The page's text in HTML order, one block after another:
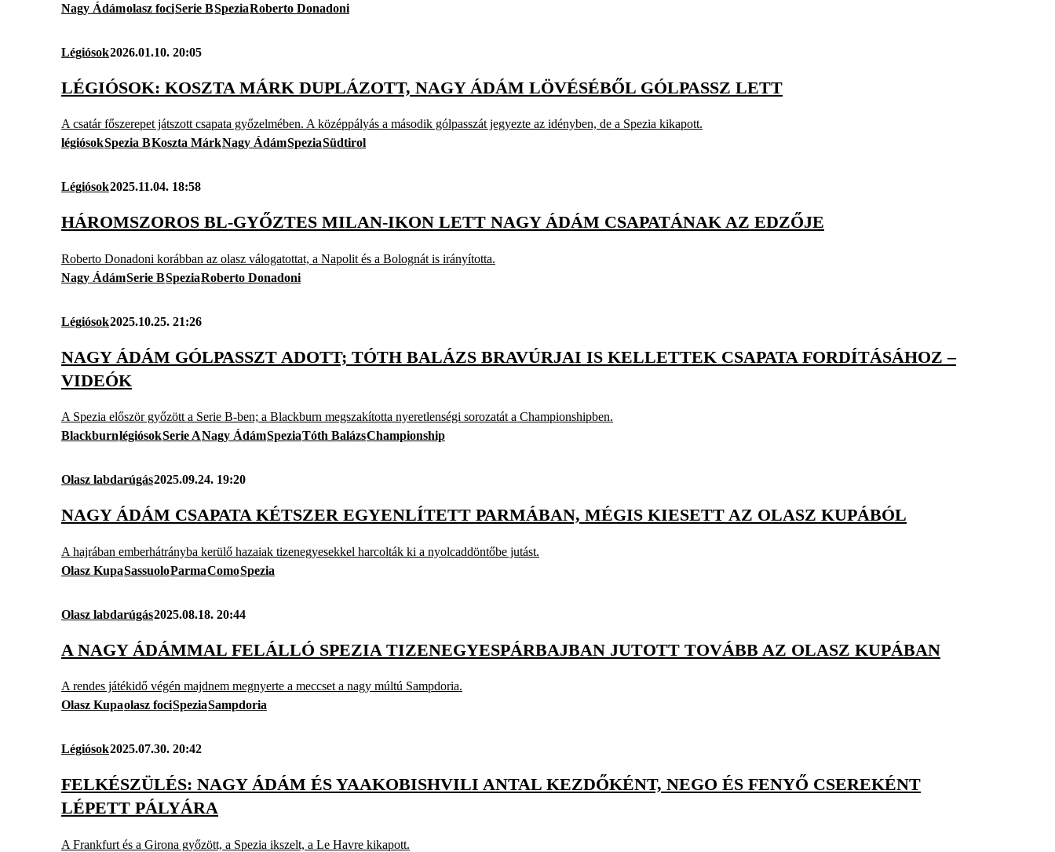
Nagy Ádámolasz fociSerie BSpeziaRoberto Donadoni
Légiósok2026.01.10. 20:05
LÉGIÓSOK: KOSZTA MÁRK DUPLÁZOTT, NAGY ÁDÁM LÖVÉSÉBŐL GÓLPASSZ LETT
A csatár főszerepet játszott csapata győzelmében. A középpályás a második gólpasszát jegyezte az idényben, de a Spezia kikapott.
légiósokSpezia BKoszta MárkNagy ÁdámSpeziaSüdtirol
Légiósok2025.11.04. 18:58
HÁROMSZOROS BL-GYŐZTES MILAN-IKON LETT NAGY ÁDÁM CSAPATÁNAK AZ EDZŐJE
Roberto Donadoni korábban az olasz válogatottat, a Napolit és a Bolognát is irányította.
Nagy ÁdámSerie BSpeziaRoberto Donadoni
Légiósok2025.10.25. 21:26
NAGY ÁDÁM GÓLPASSZT ADOTT; TÓTH BALÁZS BRAVÚRJAI IS KELLETTEK CSAPATA FORDÍTÁSÁHOZ –
VIDEÓK
A Spezia először győzött a Serie B-ben; a Blackburn megszakította nyeretlenségi sorozatát a Championshipben.
BlackburnlégiósokSerie ANagy ÁdámSpeziaTóth BalázsChampionship
Olasz labdarúgás2025.09.24. 19:20
NAGY ÁDÁM CSAPATA KÉTSZER EGYENLÍTETT PARMÁBAN, MÉGIS KIESETT AZ OLASZ KUPÁBÓL
A hajrában emberhátrányba kerülő hazaiak tizenegyesekkel harcolták ki a nyolcaddöntőbe jutást.
Olasz KupaSassuoloParmaComoSpezia
Olasz labdarúgás2025.08.18. 20:44
A NAGY ÁDÁMMAL FELÁLLÓ SPEZIA TIZENEGYESPÁRBAJBAN JUTOTT TOVÁBB AZ OLASZ KUPÁBAN
A rendes játékidő végén majdnem megnyerte a meccset a nagy múltú Sampdoria.
Olasz Kupaolasz fociSpeziaSampdoria
Légiósok2025.07.30. 20:42
FELKÉSZÜLÉS: NAGY ÁDÁM ÉS YAAKOBISHVILI ANTAL KEZDŐKÉNT, NEGO ÉS FENYŐ CSEREKÉNT
LÉPETT PÁLYÁRA
A Frankfurt és a Girona győzött, a Spezia ikszelt, a Le Havre kikapott.